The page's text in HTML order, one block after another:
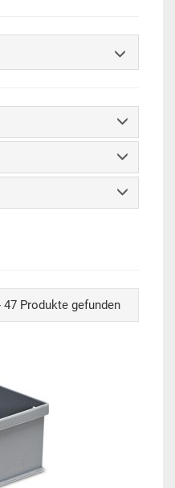
Produkte gefunden